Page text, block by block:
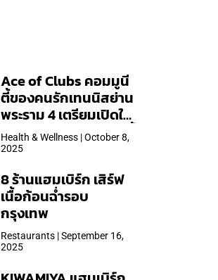
Ace of Clubs คอมมูนี
ตี้ของคนรักเทนนิสย่าน
พระราม 4 เตรียมเปิดให้
บริการวันแรก 19 ต.ค. นี้
Health & Wellness | October 8,
2025
8 ร้านแฮมเบิร์ก เสิร์ฟ
เนื้อก้อนฉ่ำรอบ
กรุงเทพ
Restaurants | September 16,
2025